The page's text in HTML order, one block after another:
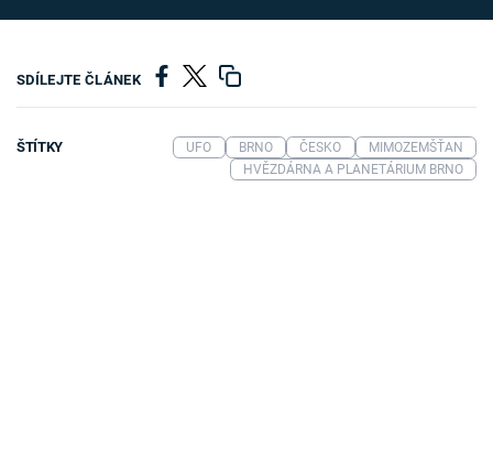
SDÍLEJTE ČLÁNEK
ŠTÍTKY UFO BRNO ČESKO
MIMOZEMŠŤAN
HVĚZDÁRNA A PLANETÁRIUM BRNO